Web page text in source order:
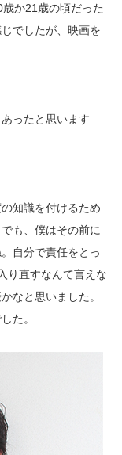
か21歳の頃だった
でしたが、映画を
ったと思います
知識を付けるため
も、僕はその前に
自分で責任をとっ
り直すなんて言えな
なと思いました。
た。